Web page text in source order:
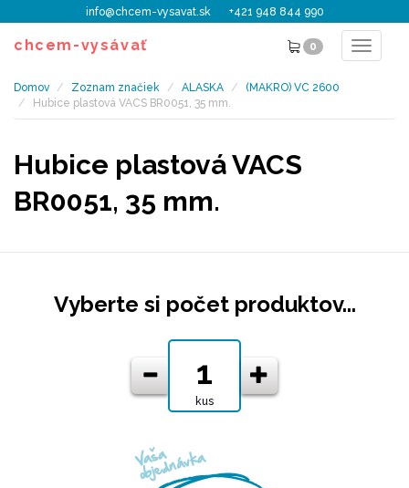
info@chcem-vysavat.sk +421 948 844 990
chcem-vysávať 0
Toggle
Domov Zoznam značiek ALASKA
(MAKRO) VC 2600
Hubice plastová VACS BR0051, 35 mm.
Hubice plastová VACS
BR0051, 35 mm.
Vyberte si počet produktov...
kus
Vaša
objednávka